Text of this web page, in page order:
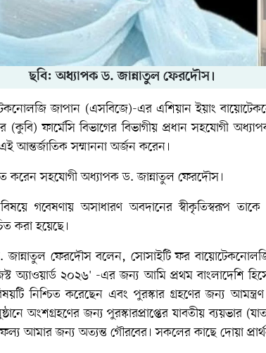
ছবি: অধ্যাপক ড. জান্নাতুল ফেরদৌস।
জাপান (এসবিজে)-এর এশিয়ান ইয়াং
(কুবি) ফার্মেসি বিভাগের বিভাগীয় প্রধান সহযোগী
আন্তর্জাতিক সম্মাননা অর্জন করেন।
করেন সহযোগী অধ্যাপক ড. জান্নাতুল ফেরদৌস।
গবেষণায় অসাধারণ অবদানের স্বীকৃতিস্বরূপ
করা হয়েছে।
জান্নাতুল ফেরদৌস বলেন, সোসাইটি ফর
অ্যাওয়ার্ড ২০২৬' -এর জন্য আমি প্রথম বাংলাদেশি
নিশ্চিত করেছেন এবং পুরস্কার গ্রহণের জন্য
অংশগ্রহণের জন্য পুরস্কারপ্রাপ্তের যাবতীয় ব্যয়ভার
আমার জন্য অত্যন্ত গৌরবের। সকলের কাছে দোয়া